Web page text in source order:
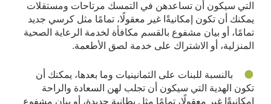
التي سيكون أن تساعدهن في التمسك مرتاحات ومستقلات
يمكنك أن تكون إمكانيةًا غير معقولًا، تمامًا مثل كرسي جديد
تمامًا، أو بيان مشفوع بالقسم مكافأة لخدمة الرعاية الصحية
المنزلية، أو الاشتراك على خدمة لصق الأطعمة.
بالنسبة للبنات على الثمانينيات وما بعدها، يمكنك أن
تكون الهدية التي سيكون أن تجلب لهن السعادة والراحة
إمكانيةًا غير معقولًا، تمامًا مثل بطانية جديدة، أو بيان مشفوع